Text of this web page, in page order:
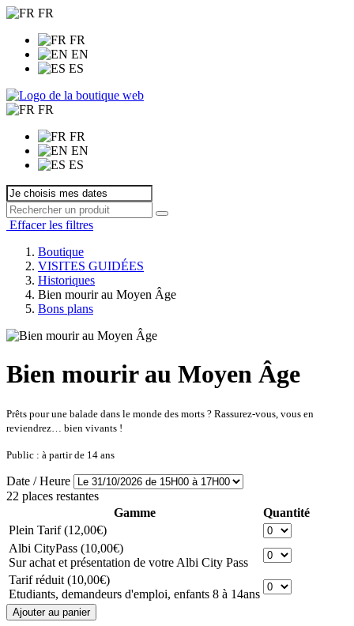
FR
FR
EN
ES
FR
FR
EN
ES
Effacer les filtres
Boutique
VISITES GUIDÉES
Historiques
Bien mourir au Moyen Âge
Bons plans
Bien mourir au Moyen Âge
Prêts pour une balade dans le monde des morts ? Rassurez-vous, vous en
reviendrez… bien vivants !
Public : à partir de 14 ans
Date / Heure
22 places restantes
Gamme
Quantité
Plein Tarif(12,00€)
Albi CityPass (10,00€)
Sur achat et présentation de votre Albi City Pass
Tarif réduit (10,00€)
Etudiants, demandeurs d'emploi, enfants 8 à 14ans